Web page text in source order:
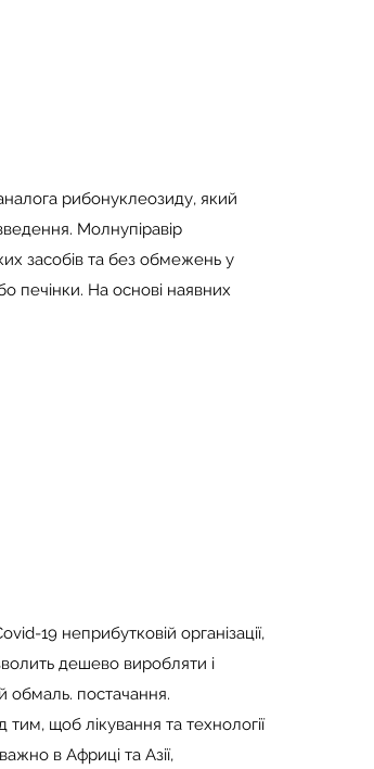
рибонуклеозиду, який
Молнупіравір
засобів та без обмежень у
печінки. На основі наявних
19 неприбутковій організації,
дешево виробляти і
обмаль. постачання.
щоб лікування та технології
в Африці та Азії,